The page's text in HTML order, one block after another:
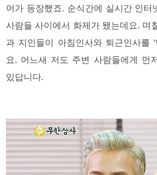
어가 등장했죠. 순식간에 실시간 인터
사람들 사이에서 화제가 됐는데요. 며
과 지인들이 아침인사와 퇴근인사를 ‘
요. 어느새 저도 주변 사람들에게 먼
있답니다.